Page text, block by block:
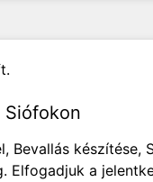
Siófokon
Bevallás készítése,
Elfogadjuk a